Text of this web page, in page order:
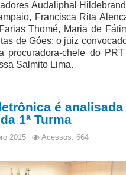
Visual Libras
Audaliphal
Francisca Rita
Thomé, Maria de
de Góes; o juiz
procuradora-chefe do
Salmito Lima.
é
1ª Turma
2015 Acessos: 664